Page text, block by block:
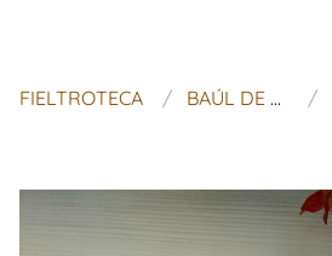
FIELTROTECA BAÚL DE MALINKA